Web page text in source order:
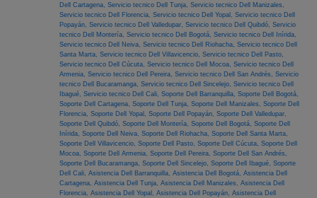
Dell Cartagena, Servicio tecnico Dell Tunja, Servicio tecnico Dell Manizales,
Servicio tecnico Dell Florencia, Servicio tecnico Dell Yopal, Servicio tecnico Dell
Popayán, Servicio tecnico Dell Valledupar, Servicio tecnico Dell Quibdó, Servicio
tecnico Dell Montería, Servicio tecnico Dell Bogotá, Servicio tecnico Dell Inírida,
Servicio tecnico Dell Neiva, Servicio tecnico Dell Riohacha, Servicio tecnico Dell
Santa Marta, Servicio tecnico Dell Villavicencio, Servicio tecnico Dell Pasto,
Servicio tecnico Dell Cúcuta, Servicio tecnico Dell Mocoa, Servicio tecnico Dell
Armenia, Servicio tecnico Dell Pereira, Servicio tecnico Dell San Andrés, Servicio
tecnico Dell Bucaramanga, Servicio tecnico Dell Sincelejo, Servicio tecnico Dell
Ibagué, Servicio tecnico Dell Cali, Soporte Dell Barranquilla, Soporte Dell Bogotá,
Soporte Dell Cartagena, Soporte Dell Tunja, Soporte Dell Manizales, Soporte Dell
Florencia, Soporte Dell Yopal, Soporte Dell Popayán, Soporte Dell Valledupar,
Soporte Dell Quibdó, Soporte Dell Montería, Soporte Dell Bogotá, Soporte Dell
Inírida, Soporte Dell Neiva, Soporte Dell Riohacha, Soporte Dell Santa Marta,
Soporte Dell Villavicencio, Soporte Dell Pasto, Soporte Dell Cúcuta, Soporte Dell
Mocoa, Soporte Dell Armenia, Soporte Dell Pereira, Soporte Dell San Andrés,
Soporte Dell Bucaramanga, Soporte Dell Sincelejo, Soporte Dell Ibagué, Soporte
Dell Cali, Asistencia Dell Barranquilla, Asistencia Dell Bogotá, Asistencia Dell
Cartagena, Asistencia Dell Tunja, Asistencia Dell Manizales, Asistencia Dell
Florencia, Asistencia Dell Yopal, Asistencia Dell Popayán, Asistencia Dell